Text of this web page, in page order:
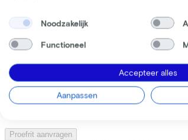
Specificaties
−
Vind de fiets bij de
Let op! Niet elke fiets is op voorraad.
Proefrit aanvragen
Noodzakelijk
Functioneel
Accepteer alles
Aanpassen